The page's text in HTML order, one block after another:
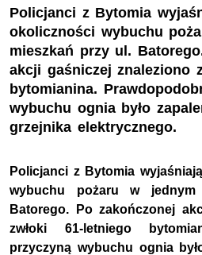
Policjanci z Bytomia
okoliczności wybuchu
mieszkań przy ul.
akcji gaśniczej znaleziono
bytomianina.
wybuchu ognia było
grzejnika elektrycznego.
Policjanci z Bytomia
wybuchu pożaru w
Batorego. Po zakończonej
zwłoki 61-letniego
przyczyną wybuchu ognia